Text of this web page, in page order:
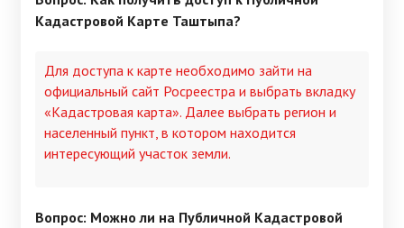
Кадастровой Карте Таштыпа?
Для доступа к карте необходимо зайти на
официальный сайт Росреестра и выбрать вкладку
«Кадастровая карта». Далее выбрать регион и
населенный пункт, в котором находится
интересующий участок земли.
Вопрос: Можно ли на Публичной Кадастровой